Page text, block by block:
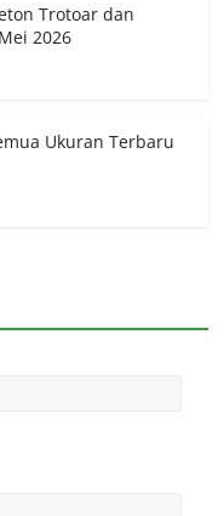
Trotoar dan
2026
Ukuran Terbaru